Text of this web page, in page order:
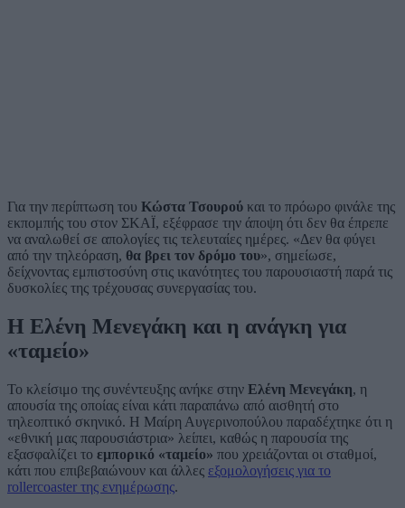
Για την περίπτωση του Κώστα Τσουρού και το πρόωρο φινάλε της
εκπομπής του στον ΣΚΑΪ, εξέφρασε την άποψη ότι δεν θα έπρεπε
να αναλωθεί σε απολογίες τις τελευταίες ημέρες. «Δεν θα φύγει
από την τηλεόραση, θα βρει τον δρόμο του», σημείωσε,
δείχνοντας εμπιστοσύνη στις ικανότητες του παρουσιαστή παρά τις
δυσκολίες της τρέχουσας συνεργασίας του.
Η Ελένη Μενεγάκη και η ανάγκη για
«ταμείο»
Το κλείσιμο της συνέντευξης ανήκε στην Ελένη Μενεγάκη, η
απουσία της οποίας είναι κάτι παραπάνω από αισθητή στο
τηλεοπτικό σκηνικό. Η Μαίρη Αυγερινοπούλου παραδέχτηκε ότι η
«εθνική μας παρουσιάστρια» λείπει, καθώς η παρουσία της
εξασφαλίζει το εμπορικό «ταμείο» που χρειάζονται οι σταθμοί,
κάτι που επιβεβαιώνουν και άλλες εξομολογήσεις για το
rollercoaster της ενημέρωσης.